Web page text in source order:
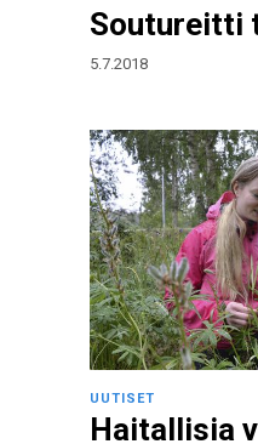
Soutureitti
5.7.2018
UUTISET
Haitallisia